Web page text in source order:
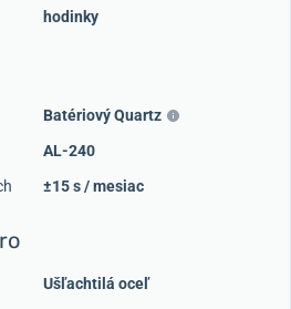
hodinky
Batériový Quartz
AL-240
±15 s / mesiac
Ušľachtilá oceľ